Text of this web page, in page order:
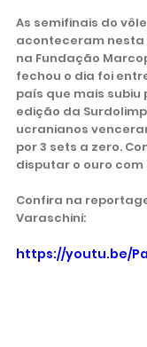
As semifinais do
aconteceram nesta
na Fundação
fechou o dia foi
país que mais subiu
edição da
ucranianos
por 3 sets a zero.
disputar o ouro com
Confira na
Varaschini:
https://youtu.be/